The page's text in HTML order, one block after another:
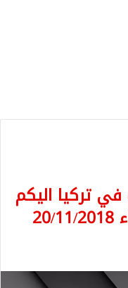
تركيا اليكم